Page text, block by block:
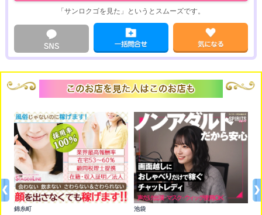
「サンロクゴを見た」というとスムーズです。
錦糸町 池袋